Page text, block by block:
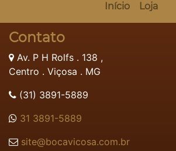
Início Loja
Contato
Av. P H Rolfs . 138 ,
Centro . Viçosa . MG
(31) 3891-5889
31 3891-5889
site@bocavicosa.com.br